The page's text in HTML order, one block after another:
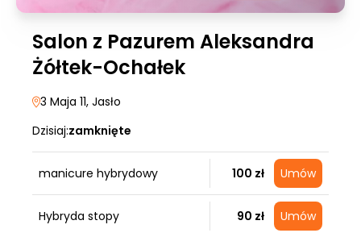
Salon z Pazurem Aleksandra
Żółtek-Ochałek
3 Maja 11, Jasło
Dzisiaj:zamknięte
manicure hybrydowy 100 zł Umów
Hybryda stopy 90 zł Umów